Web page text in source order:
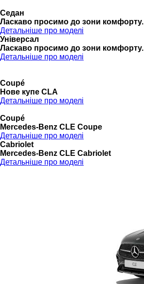
Седан
Ласкаво просимо до зони комфорту.
Детальніше про моделі
Універсал
Ласкаво просимо до зони комфорту.
Детальніше про моделі
Coupé
Нове купе CLA
Детальніше про моделі
Coupé
Mercedes-Benz CLE Coupe
Детальніше про моделі
Cabriolet
Mercedes-Benz CLE Cabriolet
Детальніше про моделі